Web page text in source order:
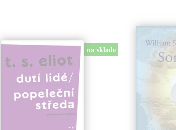
na sklade